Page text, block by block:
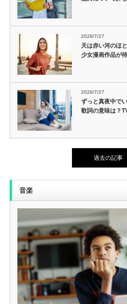
2026/7/27
天は赤い河のほ
少女漫画作品が
2026/7/27
ずっと真夜中で
歌詞の意味は？
過去の記事
音楽